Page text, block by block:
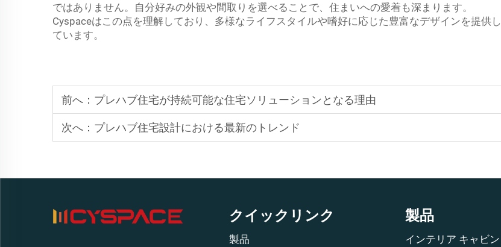
ではありません。自分好みの外観や間取りを選べることで、住まいへの愛着も深まります。
Cyspaceはこの点を理解しており、多様なライフスタイルや嗜好に応じた豊富なデザインを提供し
ています。
前へ： プレハブ住宅が持続可能な住宅ソリューションとなる理由
次へ： プレハブ住宅設計における最新のトレンド
クイックリンク
製品
製品
インテリア キャビン